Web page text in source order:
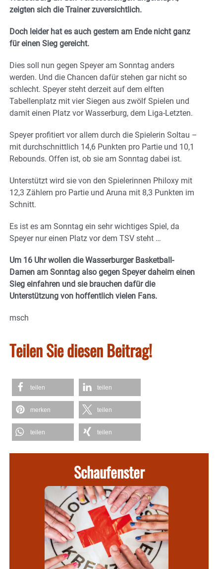
zeigten sich die Trainer zuversichtlich.
Doch leider hat es auch gestern am Ende nicht ganz
für einen Sieg gereicht.
Dies soll nun gegen Speyer am Sonntag anders
werden. Und die Chancen dafür stehen gar nicht so
schlecht. Speyer steht derzeit auf dem elften
Tabellenplatz mit vier Siegen aus zwölf Spielen und
damit einen Platz vor Wasserburg, dem Liga-Letzten.
Speyer profitiert vor allem durch die Spielerin Soltau –
mit durchschnittlich 14,6 Punkten pro Partie und 10,1
Rebounds. Offen ist, ob sie am Sonntag dabei ist.
Unterstützt wird sie von den Spielerinnen Philoxy mit
12,3 Zählern pro Partie und Aruna mit 8,3 Punkten im
Schnitt.
Es ist es am Sonntag ein sehr wichtiges Spiel, da
Speyer nur einen Platz vor dem TSV steht …
Um 16 Uhr wollen die Wasserburger Basketball-
Damen am Sonntag also gegen Speyer daheim einen
Sieg einfahren und sie brauchen dafür die
Unterstützung von hoffentlich vielen Fans.
msch
Teilen Sie diesen Beitrag!
teilen teilen
merken teilen
teilen teilen
Schaufenster